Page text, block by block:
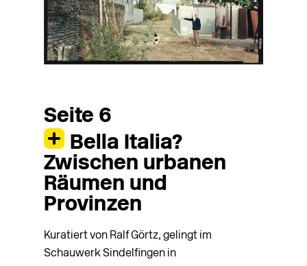
Seite 6
Bella Italia?
Zwischen urbanen
Räumen und
Provinzen
Kuratiert von Ralf Görtz, gelingt im
Schauwerk Sindelfingen in